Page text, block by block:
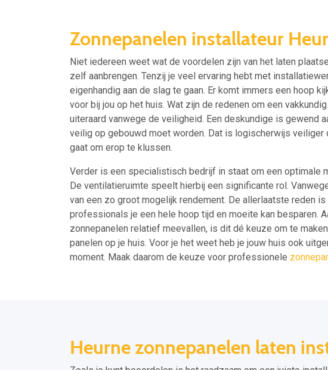
Zonnepanelen installateur
Niet iedereen weet wat de voordelen zijn van het laten
zelf aanbrengen. Tenzij je veel ervaring hebt met
eigenhandig aan de slag te gaan. Er komt immers een hoop
voor bij jou op het huis. Wat zijn de redenen om een
uiteraard vanwege de veiligheid. Een deskundige is gewend
veilig op gebouwd moet worden. Dat is logischerwijs veiliger
gaat om erop te klussen.
Verder is een specialistisch bedrijf in staat om een optimale
De ventilatieruimte speelt hierbij een significante rol.
van een zo groot mogelijk rendement. De allerlaatste reden
professionals je een hele hoop tijd en moeite kan besparen.
zonnepanelen relatief meevallen, is dit dé keuze om te
panelen op je huis. Voor je het weet heb je jouw huis ook
moment. Maak daarom de keuze voor professionele
Heurne zonnepanelen laten